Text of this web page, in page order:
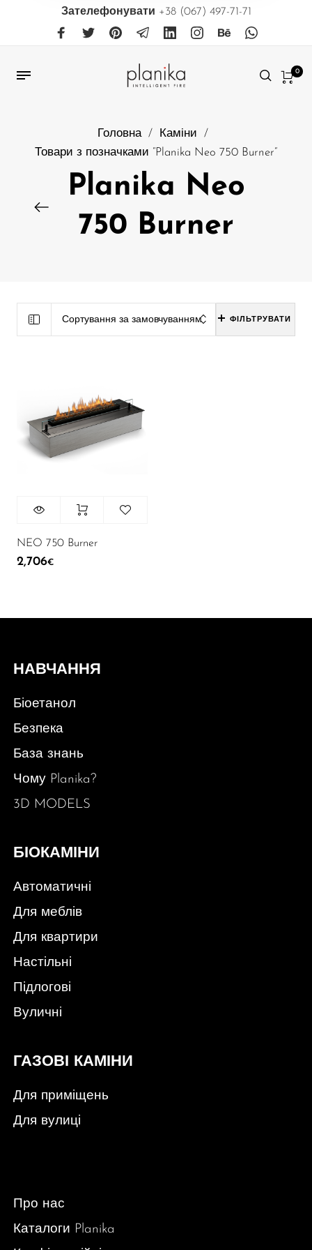
Зателефонувати +38 (067) 497-71-71
0
Головна / Каміни
/
Товари з позначками “Planika Neo 750 Burner”
Planika Neo
750 Burner
Сортування за замовчуванням ФІЛЬТРУВАТИ
NEO 750 Burner
2,706€
НАВЧАННЯ
Біоетанол
Безпека
База знань
Чому Planika?
3D MODELS
БІОКАМІНИ
Автоматичні
Для меблів
Для квартири
Настільні
Підлогові
Вуличні
ГАЗОВІ КАМІНИ
Для приміщень
Для вулиці
Про нас
Каталоги Planika